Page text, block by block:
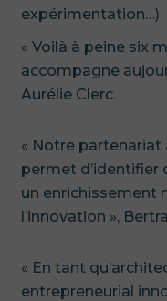
expérimentation…)
« Voilà à peine six
accompagne
Aurélie Clerc.
« Notre partenariat
permet d’identifier
un enrichissement
l’innovation »,
« En tant
entrepreneurial